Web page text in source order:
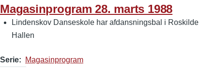
Magasinprogram 28. marts 1988
Lindenskov Danseskole har afdansningsbal i Roskilde
Hallen
Serie Magasinprogram